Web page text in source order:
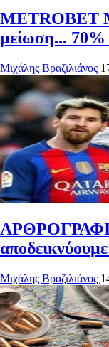
METROBET
μείωση...
Μιχάλης Βραζιλιάνος
Μιχάλης Βραζιλιάνος